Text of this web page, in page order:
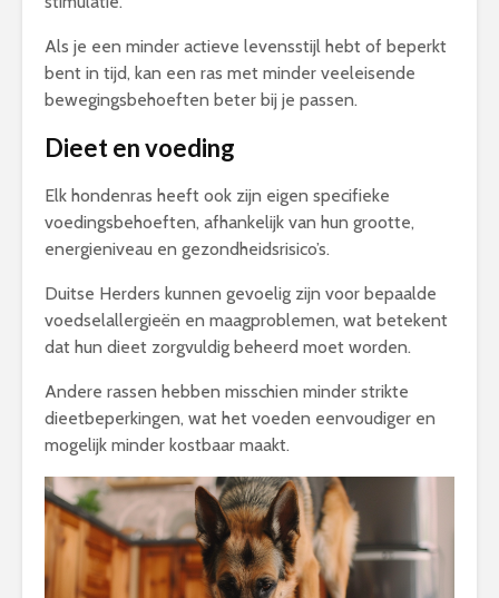
Als je een minder actieve levensstijl hebt of beperkt
bent in tijd, kan een ras met minder veeleisende
bewegingsbehoeften beter bij je passen.
Dieet en voeding
Elk hondenras heeft ook zijn eigen specifieke
voedingsbehoeften, afhankelijk van hun grootte,
energieniveau en gezondheidsrisico’s.
Duitse Herders kunnen gevoelig zijn voor bepaalde
voedselallergieën en maagproblemen, wat betekent
dat hun dieet zorgvuldig beheerd moet worden.
Andere rassen hebben misschien minder strikte
dieetbeperkingen, wat het voeden eenvoudiger en
mogelijk minder kostbaar maakt.